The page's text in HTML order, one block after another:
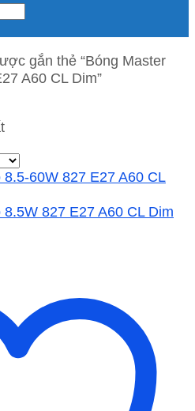
gắn thẻ “Bóng Master
A60 CL Dim”